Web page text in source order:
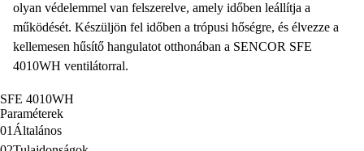
olyan védelemmel van felszerelve, amely időben leállítja a
működését. Készüljön fel időben a trópusi hőségre, és élvezze a
kellemesen hűsítő hangulatot otthonában a SENCOR SFE
4010WH ventilátorral.
SFE 4010WH
Paraméterek
01 Általános